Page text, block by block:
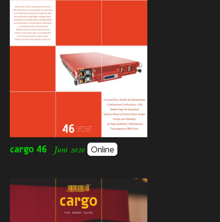
cargo 46 Juni 2020 Online